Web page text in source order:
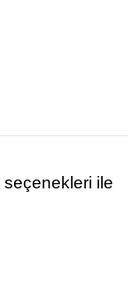
seçenekleri ile